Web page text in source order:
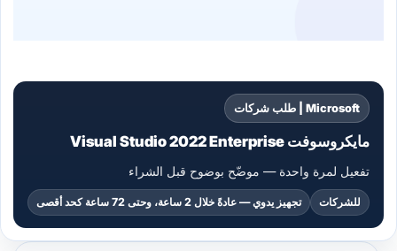
Microsoft | طلب شركات
مايكروسوفت Visual Studio 2022 Enterprise
تفعيل لمرة واحدة — موضّح بوضوح قبل الشراء
للشركات تجهيز يدوي — عادةً خلال 2 ساعة، وحتى 72 ساعة كحد أقصى